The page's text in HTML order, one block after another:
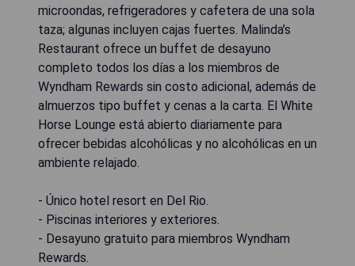
microondas, refrigeradores y cafetera de una sola
taza; algunas incluyen cajas fuertes. Malinda’s
Restaurant ofrece un buffet de desayuno
completo todos los días a los miembros de
Wyndham Rewards sin costo adicional, además de
almuerzos tipo buffet y cenas a la carta. El White
Horse Lounge está abierto diariamente para
ofrecer bebidas alcohólicas y no alcohólicas en un
ambiente relajado.
- Único hotel resort en Del Rio.
- Piscinas interiores y exteriores.
- Desayuno gratuito para miembros Wyndham
Rewards.